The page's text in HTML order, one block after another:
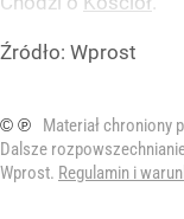
Źródło: Wprost
© ℗
Materiał chroniony
Dalsze
Wprost. Regulamin i